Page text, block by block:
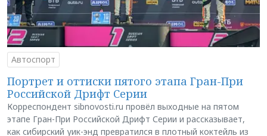
Автоспорт
Портрет и оттиски пятого этапа Гран-При
Российской Дрифт Серии
Корреспондент sibnovosti.ru провёл выходные на пятом
этапе Гран-При Российской Дрифт Серии и рассказывает,
как сибирский уик-энд превратился в плотный коктейль из